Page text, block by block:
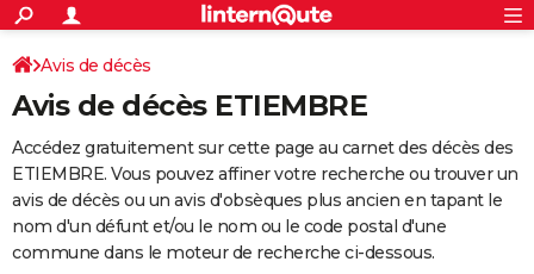
ACTUALITÉS
Politique
Société
Faits Divers
Education
Monde
Villes
+
SPORT
Coupe du monde 2026
Football
Tennis
Cyclisme
Rugby
Forum
Programme TV
TNT
Streaming
Cinéma
Sorties cinéma
Musique
+
FINANCE
Retraite
Epargne
Immobilier
Risques naturels par ville
Banque
Assurance
AUTO
Essais
Réserver un essai
Citadines
Berlines
SUV
Forum auto
+
Avis de décès
Avis de décès ETIEMBRE
Accédez gratuitement sur cette page au carnet des décès des
ETIEMBRE. Vous pouvez affiner votre recherche ou trouver un
avis de décès ou un avis d'obsèques plus ancien en tapant le
nom d'un défunt et/ou le nom ou le code postal d'une
commune dans le moteur de recherche ci-dessous.